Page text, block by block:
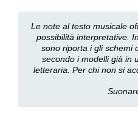
Le note al testo musicale
possibilità interpretative.
sono riporta i gli schemi
secondo i modelli già in
letteraria. Per chi non si